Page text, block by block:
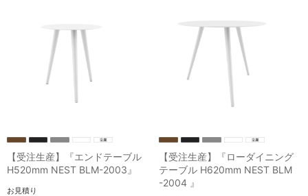
【受注生産】『エンドテーブル
H520mm NEST BLM-2003』
お見積り
【受注生産】『ローダイニング
テーブル H620mm NEST BLM
-2004 』